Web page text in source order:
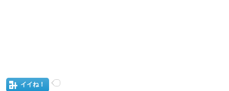
イイね！